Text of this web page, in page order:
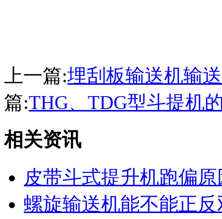
上一篇:埋刮板输送机输
篇:THG、TDG型斗提机
相关资讯
皮带斗式提升机跑偏
螺旋输送机能不能正反